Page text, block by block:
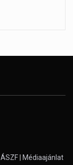
ÁSZF Médiaajánlat